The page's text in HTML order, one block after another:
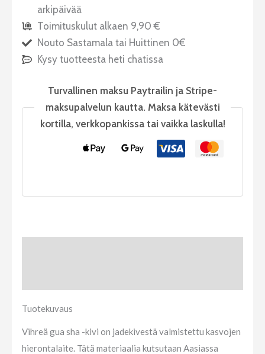
arkipäivää
Toimituskulut alkaen 9,90 €
Nouto Sastamala tai Huittinen 0€
Kysy tuotteesta heti chatissa
Turvallinen maksu Paytrailin ja Stripe-
maksupalvelun kautta. Maksa kätevästi
kortilla, verkkopankissa tai vaikka laskulla!
Tuotekuvaus
Vihreä gua sha -kivi on jadekivestä valmistettu kasvojen
hierontalaite. Tätä materiaalia kutsutaan Aasiassa